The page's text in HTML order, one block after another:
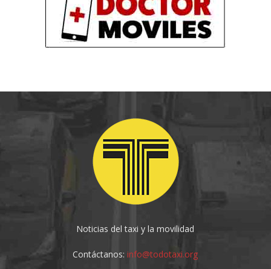
Noticias del taxi y la movilidad
Contáctanos:info@todotaxi.org